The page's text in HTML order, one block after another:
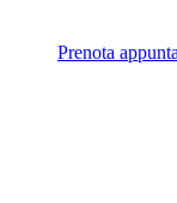
Prenota